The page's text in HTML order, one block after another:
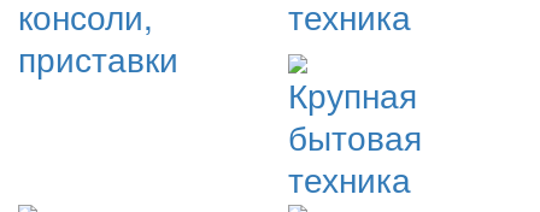
консоли,
приставки
техника
Крупная
бытовая
техника